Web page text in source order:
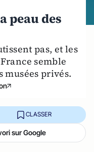
peau des
pas, et les
semble
privés.
CLASSER
sur Google